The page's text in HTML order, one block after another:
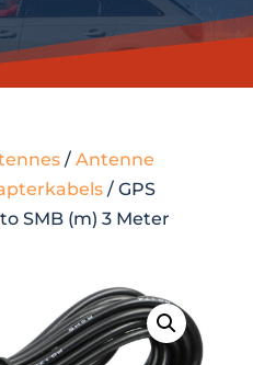
/ Antenne
/ GPS
SMB (m) 3 Meter